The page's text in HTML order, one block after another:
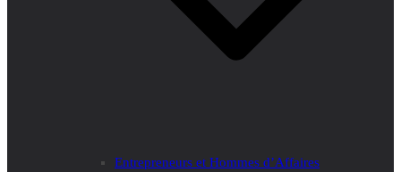
Entrepreneurs et Hommes d’Affaires